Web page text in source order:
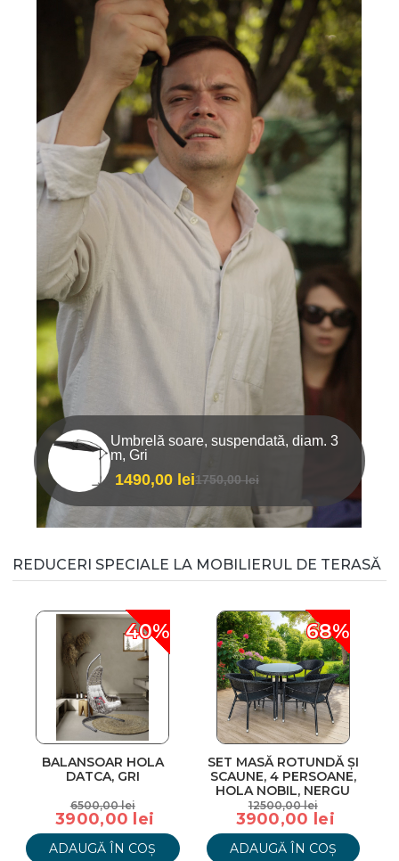
Umbrelă soare, suspendată, diam. 3
m, Gri
1490,00 lei1750,00 lei
REDUCERI SPECIALE LA MOBILIERUL DE TERASĂ
40%
BALANSOAR HOLA
DATCA, GRI
6500,00 lei
3900,00 lei
ADAUGĂ ÎN COȘ
68%
SET MASĂ ROTUNDĂ ȘI
SCAUNE, 4 PERSOANE,
HOLA NOBIL, NERGU
12500,00 lei
3900,00 lei
ADAUGĂ ÎN COȘ